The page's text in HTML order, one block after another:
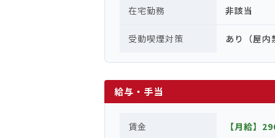
在宅勤務 非該当
受動喫煙対策 あり（屋内
給与・手当
賃金 【月給】